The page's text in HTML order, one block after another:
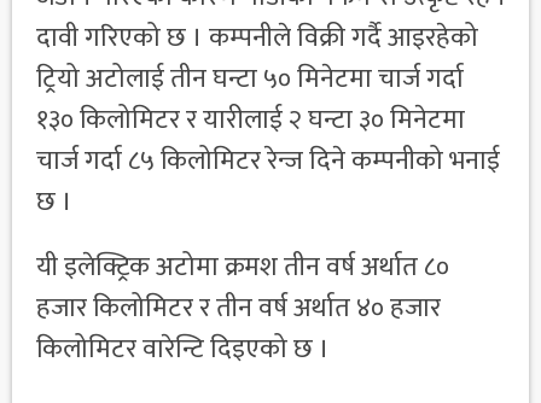
दावी गरिएको छ । कम्पनीले विक्री गर्दै आइरहेको
ट्रियो अटोलाई तीन घन्टा ५० मिनेटमा चार्ज गर्दा
१३० किलोमिटर र यारीलाई २ घन्टा ३० मिनेटमा
चार्ज गर्दा ८५ किलोमिटर रेन्ज दिने कम्पनीको भनाई
छ ।
यी इलेक्ट्रिक अटोमा क्रमश तीन वर्ष अर्थात ८०
हजार किलोमिटर र तीन वर्ष अर्थात ४० हजार
किलोमिटर वारेन्टि दिइएको छ ।